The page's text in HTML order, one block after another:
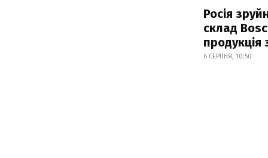
Росія
склад
6 СЕРПНЯ, 10:50